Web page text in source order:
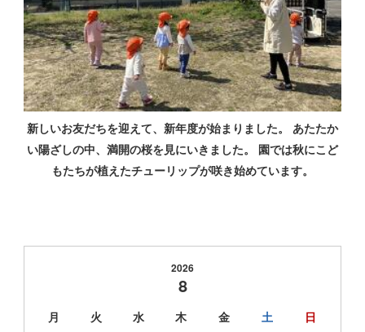
新しいお友だちを迎えて、新年度が始まりました。 あたたか
い陽ざしの中、満開の桜を見にいきました。 園では秋にこど
もたちが植えたチューリップが咲き始めています。
2026
8
月 火 水 木 金 土
日